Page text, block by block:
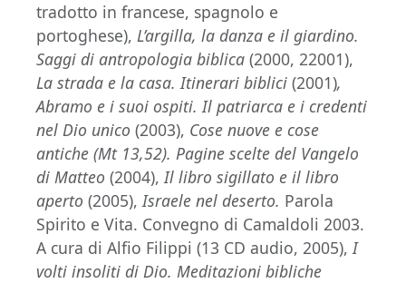
tradotto in francese, spagnolo e
portoghese), L’argilla, la danza e il giardino.
Saggi di antropologia biblica (2000, 22001),
La strada e la casa. Itinerari biblici (2001),
Abramo e i suoi ospiti. Il patriarca e i credenti
nel Dio unico (2003), Cose nuove e cose
antiche (Mt 13,52). Pagine scelte del Vangelo
di Matteo (2004),Il libro sigillato e il libro
aperto (2005),Israele nel deserto. Parola
Spirito e Vita. Convegno di Camaldoli 2003.
A cura di Alfio Filippi (13 CD audio, 2005),I
volti insoliti di Dio. Meditazioni bibliche